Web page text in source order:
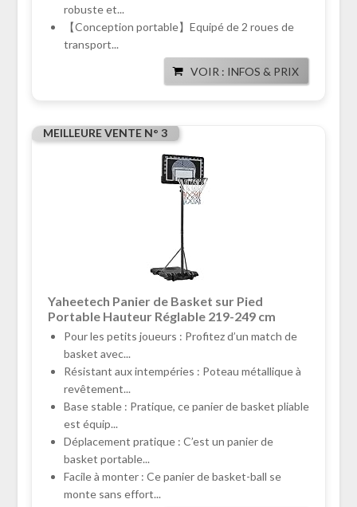
robuste et...
【Conception portable】Equipé de 2 roues de
transport...
VOIR : INFOS & PRIX
MEILLEURE VENTE N° 3
Yaheetech Panier de Basket sur Pied
Portable Hauteur Réglable 219-249 cm
Pour les petits joueurs : Profitez d’un match de
basket avec...
Résistant aux intempéries : Poteau métallique à
revêtement...
Base stable : Pratique, ce panier de basket pliable
est équip...
Déplacement pratique : C’est un panier de
basket portable...
Facile à monter : Ce panier de basket-ball se
monte sans effort...